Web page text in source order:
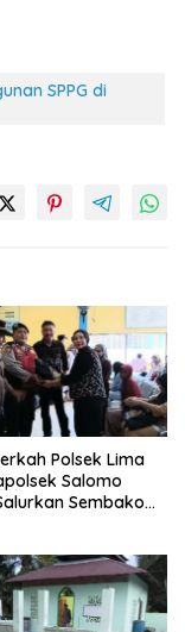
SPPG di
Polsek Lima
Salomo
Sembako